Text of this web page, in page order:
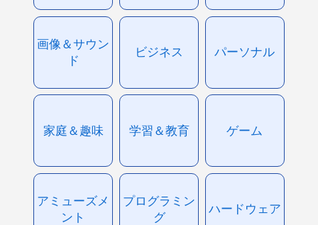
画像＆サウン
ド
ビジネス パーソナル
家庭＆趣味 学習＆教育 ゲーム
アミューズメ
ント
プログラミン
グ
ハードウェア